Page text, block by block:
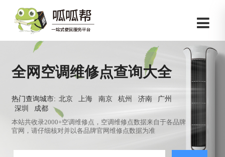
全网空调维修点查询大全
热门查询城市: 北京 上海 南京 杭州 济南
广州
深圳
成都
本站共收录2000+空调维修点，空调维修点数据来自于各品牌
官网，请仔细核对并以各品牌官网维修点数据为准